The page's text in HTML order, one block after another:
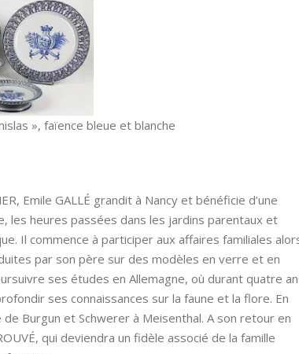
», faïence bleue et blanche
Emile GALLÉ grandit à Nancy et bénéficie d’une
les heures passées dans les jardins parentaux et
Il commence à participer aux affaires familiales
par son père sur des modèles en verre et en
ses études en Allemagne, où durant quatre
ses connaissances sur la faune et la flore. En
Burgun et Schwerer à Meisenthal. A son retour en
qui deviendra un fidèle associé de la famille